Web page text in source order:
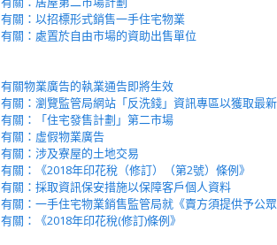
有關：以招標形式銷售一手住宅物業
有關：處置於自由市場的資助出售單位
有關物業廣告的執業通告即將生效
有關：瀏覽監管局網站「反洗錢」資訊專區以獲取最
有關：「住宅發售計劃」第二市場
有關：虛假物業廣告
有關：涉及寮屋的土地交易
有關：《2018年印花稅（修訂）（第2號）條例》
有關：採取資訊保安措施以保障客戶個人資料
有關：一手住宅物業銷售監管局就《賣方須提供予公
有關：《2018年印花稅(修訂)條例》